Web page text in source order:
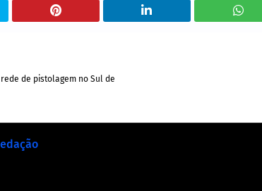
de pistolagem no Sul de